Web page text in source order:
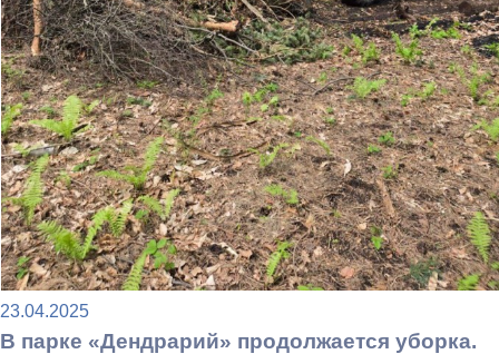
23.04.2025
В парке «Дендрарий» продолжается уборка.